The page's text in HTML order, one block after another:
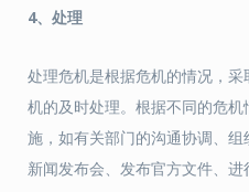
4、处理
处理危机是根据危机的情况，
机的及时处理。根据不同的危
施，如有关部门的沟通协调、
新闻发布会、发布官方文件、进